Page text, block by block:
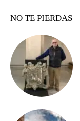
NO TE PIERDAS